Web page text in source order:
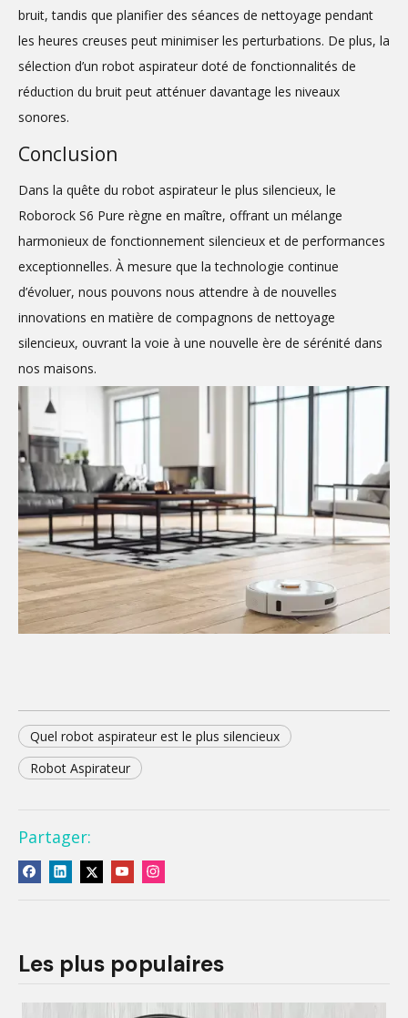
bruit, tandis que planifier des séances de nettoyage pendant
les heures creuses peut minimiser les perturbations. De plus, la
sélection d’un robot aspirateur doté de fonctionnalités de
réduction du bruit peut atténuer davantage les niveaux
sonores.
Conclusion
Dans la quête du robot aspirateur le plus silencieux, le
Roborock S6 Pure règne en maître, offrant un mélange
harmonieux de fonctionnement silencieux et de performances
exceptionnelles. À mesure que la technologie continue
d’évoluer, nous pouvons nous attendre à de nouvelles
innovations en matière de compagnons de nettoyage
silencieux, ouvrant la voie à une nouvelle ère de sérénité dans
nos maisons.
Quel robot aspirateur est le plus silencieux
Robot Aspirateur
Partager:
Les plus populaires